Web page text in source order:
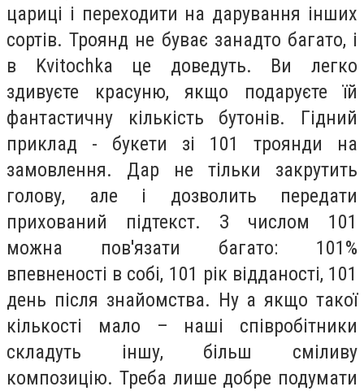
цариці і переходити на дарування інших
сортів. Троянд не буває занадто багато, і
в Kvitochka це доведуть. Ви легко
здивуєте красуню, якщо подаруєте їй
фантастичну кількість бутонів. Гідний
приклад - букети зі 101 троянди на
замовлення. Дар не тільки закрутить
голову, але і дозволить передати
прихований підтекст. З числом 101
можна пов'язати багато: 101%
впевненості в собі, 101 рік відданості, 101
день після знайомства. Ну а якщо такої
кількості мало – наші співробітники
складуть іншу, більш сміливу
композицію. Треба лише добре подумати